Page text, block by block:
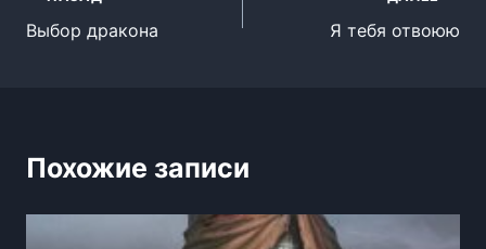
по
Выбор дракона Я тебя отвоюю
Похожие записи